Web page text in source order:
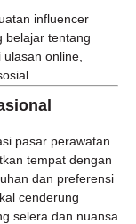
influencer
belajar tentang
online,
pasar perawatan
tempat dengan
dan preferensi
cenderung
selera dan nuansa